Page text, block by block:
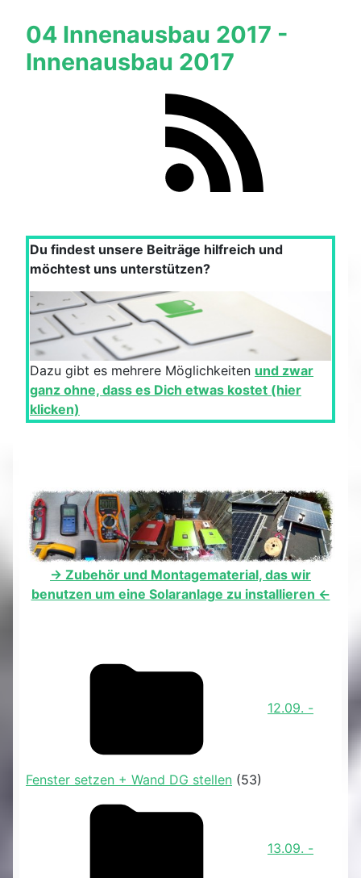
04 Innenausbau 2017 -
Innenausbau 2017
Du findest unsere Beiträge hilfreich und
möchtest uns unterstützen?
Dazu gibt es mehrere Möglichkeiten und zwar
ganz ohne, dass es Dich etwas kostet (hier
klicken)
-> Zubehör und Montagematerial, das wir
benutzen um eine Solaranlage zu installieren <-
12.09. -
Fenster setzen + Wand DG stellen (53)
13.09. -